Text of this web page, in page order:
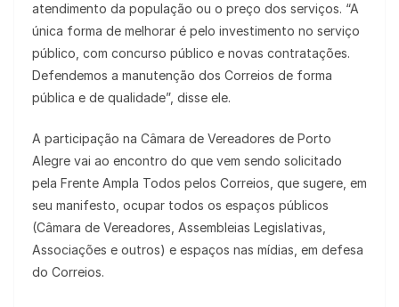
atendimento da população ou o preço dos serviços. “A
única forma de melhorar é pelo investimento no serviço
público, com concurso público e novas contratações.
Defendemos a manutenção dos Correios de forma
pública e de qualidade”, disse ele.
A participação na Câmara de Vereadores de Porto
Alegre vai ao encontro do que vem sendo solicitado
pela Frente Ampla Todos pelos Correios, que sugere, em
seu manifesto, ocupar todos os espaços públicos
(Câmara de Vereadores, Assembleias Legislativas,
Associações e outros) e espaços nas mídias, em defesa
do Correios.